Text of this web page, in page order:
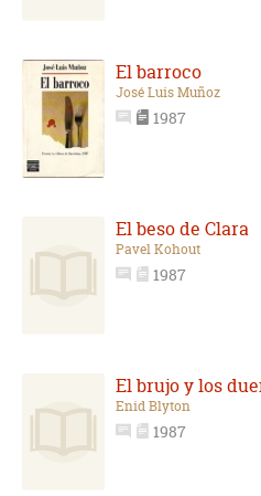
El barroco
José Luis Muñoz
1987
El beso de Clara
Pavel Kohout
1987
El brujo y los
Enid Blyton
1987